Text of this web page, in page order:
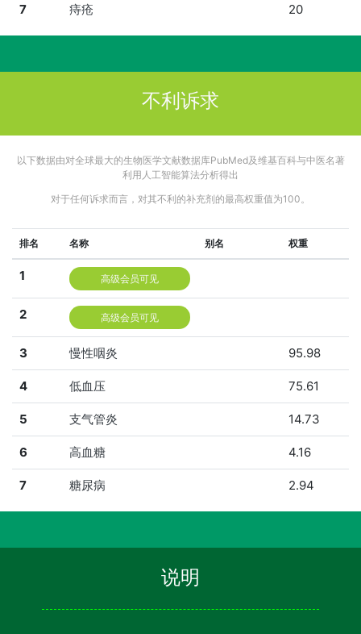
7 痔疮 20
不利诉求
以下数据由对全球最大的生物医学文献数据库PubMed及维基百科与中医名著
利用人工智能算法分析得出
对于任何诉求而言，对其不利的补充剂的最高权重值为100。
排名 名称 别名 权重
1 高级会员可见
2 高级会员可见
3 慢性咽炎 95.98
4 低血压 75.61
5 支气管炎 14.73
6 高血糖 4.16
7 糖尿病 2.94
说明